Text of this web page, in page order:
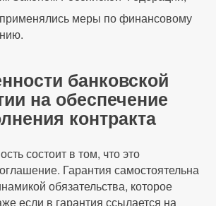
меры по финансовому
банковской
на обеспечение
контракта
состоит в том, что это
Гарантия самостоятельна
обязательства, которое
если в гарантия ссылается на